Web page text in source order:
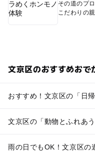
その道のプ
こだわりの
文京区のおすすめおで
おすすめ！文京区の「日
文京区の「動物とふれあ
雨の日でもOK！文京区の